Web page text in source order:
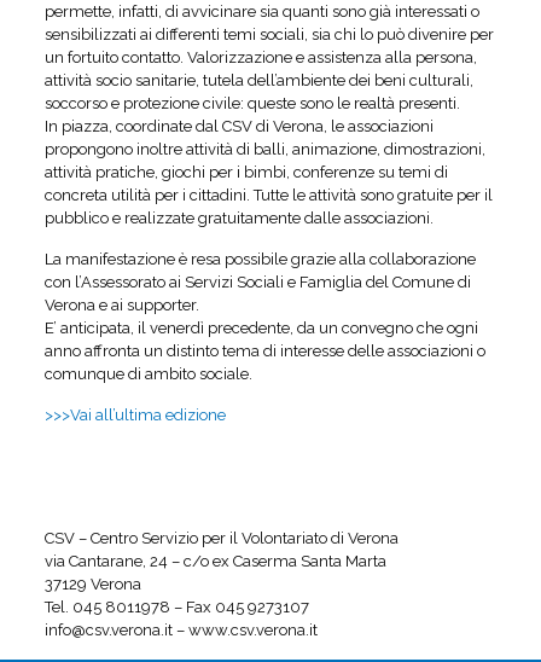
permette, infatti, di avvicinare sia quanti sono già interessati o
sensibilizzati ai differenti temi sociali, sia chi lo può divenire per
un fortuito contatto. Valorizzazione e assistenza alla persona,
attività socio sanitarie, tutela dell’ambiente dei beni culturali,
soccorso e protezione civile: queste sono le realtà presenti.
In piazza, coordinate dal CSV di Verona, le associazioni
propongono inoltre attività di balli, animazione, dimostrazioni,
attività pratiche, giochi per i bimbi, conferenze su temi di
concreta utilità per i cittadini. Tutte le attività sono gratuite per il
pubblico e realizzate gratuitamente dalle associazioni.
La manifestazione è resa possibile grazie alla collaborazione
con l’Assessorato ai Servizi Sociali e Famiglia del Comune di
Verona e ai supporter.
E’ anticipata, il venerdì precedente, da un convegno che ogni
anno affronta un distinto tema di interesse delle associazioni o
comunque di ambito sociale.
>>>Vai all’ultima edizione
CSV – Centro Servizio per il Volontariato di Verona
via Cantarane, 24 – c/o ex Caserma Santa Marta
37129 Verona
Tel. 045 8011978 – Fax 045 9273107
info@csv.verona.it – www.csv.verona.it